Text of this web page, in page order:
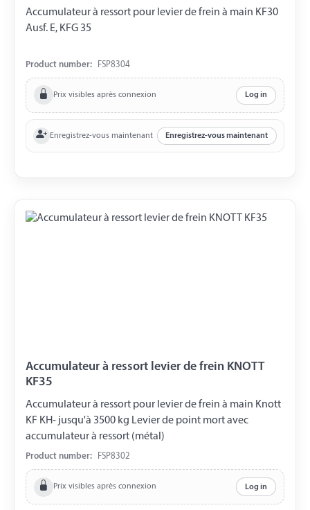
Accumulateur à ressort pour levier de frein à main KF30
Ausf. E, KFG 35
Product number: FSP8304
Prix visibles après connexion Log in
Enregistrez-vous maintenant Enregistrez-vous maintenant
Accumulateur à ressort levier de frein KNOTT
KF35
Accumulateur à ressort pour levier de frein à main Knott
KF KH- jusqu'à 3500 kg Levier de point mort avec
accumulateur à ressort (métal)
Product number: FSP8302
Prix visibles après connexion Log in